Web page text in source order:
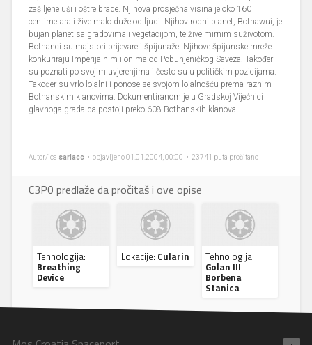
zašiljene uši i oštre brade. Njihova prosječna visina je oko 160
centimetara i žive malo duže od ljudi. Njihov rodni planet, Bothawui, je
bujan planet sa gradovima i vegetacijom, te žive mirnim suživotom.
Bothanci su majstori prijevare i špijunaže. Njihove špijunske mreže
konkuriraju Imperijalnim i onima od Pobunjeničkog Saveza. Također
su poznati po svojim uvjerenjima i često su u političkim pozicijama.
Također su vrlo lojalni i ponose se svojom lojalnošću prema raznim
Bothanskim klanovima. Dokumentiranom je u Gradskoj Vijećnici
glavnoga grada da postoji preko 608 Bothanskih klanova.
Autor/ica sarlacc • objavljeno 01.01.2004, 00:00 • 23741 puta pročitano
C3P0 predlaže da pročitaš i ove opise
Tehnologija:
Breathing
Device
Lokacije: Cularin Tehnologija:
Golan III
Borbena
Stanica